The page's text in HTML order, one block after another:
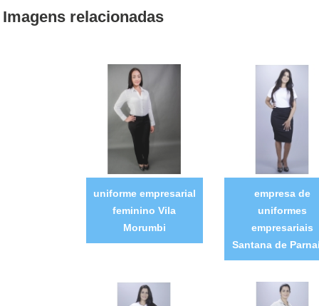
Imagens relacionadas
uniforme empresarial
feminino Vila
Morumbi
empresa de
uniformes
empresariais
Santana de